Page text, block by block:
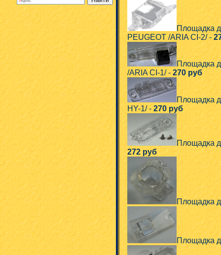
Площадка
PEUGEOT /ARIA CI-2/ -
Площадка
/ARIA CI-1/ -270 руб
Площадка
HY-1/ - 270 руб
Площадка
272 руб
Площадка
Площадка